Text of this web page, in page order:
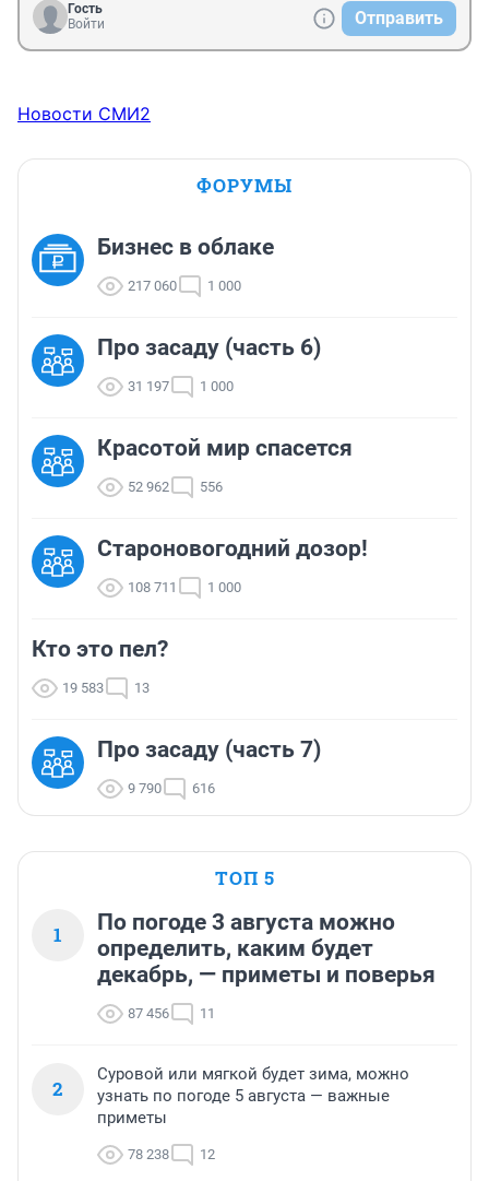
Гость
Войти
Отправить
Новости СМИ2
ФОРУМЫ
Бизнес в облаке
217 060 1 000
Про засаду (часть 6)
31 197 1 000
Красотой мир спасется
52 962 556
Староновогодний дозор!
108 711 1 000
Кто это пел?
19 583 13
Про засаду (часть 7)
9 790 616
ТОП 5
1
По погоде 3 августа можно
определить, каким будет
декабрь, — приметы и поверья
87 456 11
2
Суровой или мягкой будет зима, можно
узнать по погоде 5 августа — важные
приметы
78 238 12